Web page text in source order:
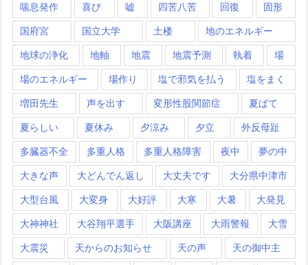
喘息発作 喜び 嘘 四苦八苦 回復 固形
国府宮 国立大学 土楼 地のエネルギー
地球の浄化 地軸 地震 地震予測 執着 場
場のエネルギー 場作り 塩で邪気を払う 塩をまく
増田先生 声を出す 変形性股関節症 夏ばて
夏らしい 夏休み 夕涼み 夕立 外反母趾
多臓器不全 多重人格 多重人格障害 夜中 夢の中
大きな声 大どんでん返し 大丈夫です 大分県中津市
大型台風 大変身 大好評 大寒 大暑 大発見
大神神社 大谷翔平選手 大阪講座 大雨警報 大雪
大震災 天からのお知らせ 天の声 天の御中主